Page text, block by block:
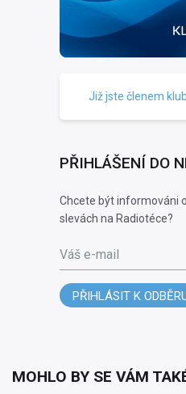
Již jste členem
PŘIHLÁŠENÍ DO
Chcete být informováni
slevách na Radiotéce?
Váš e-mail
PŘIHLÁSIT K
MOHLO BY SE VÁM